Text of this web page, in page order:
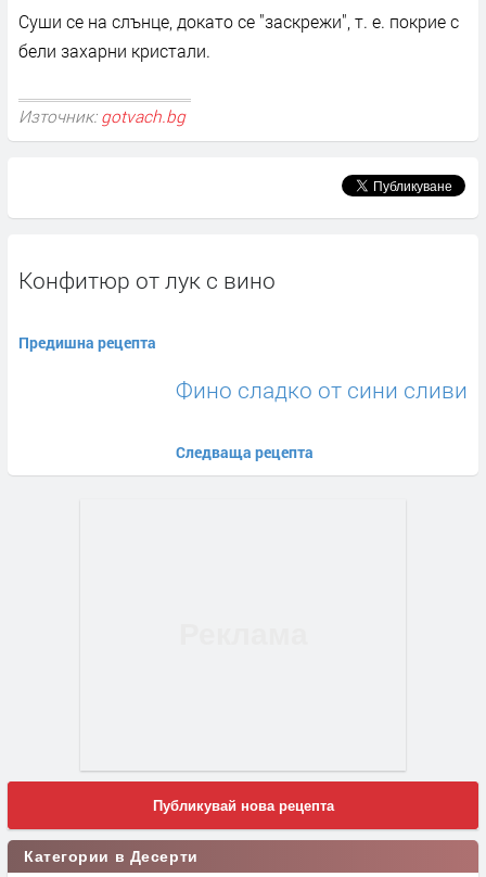
Суши се на слънце, докато се "заскрежи", т. е. покрие с
бели захарни кристали.
Източник: gotvach.bg
Конфитюр от лук с вино
Предишна рецепта
Фино сладко от сини сливи
Следваща рецепта
Публикувай нова рецепта
Категории в Десерти